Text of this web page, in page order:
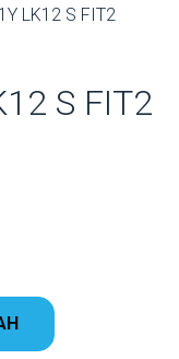
LK12 S FIT2
S FIT2